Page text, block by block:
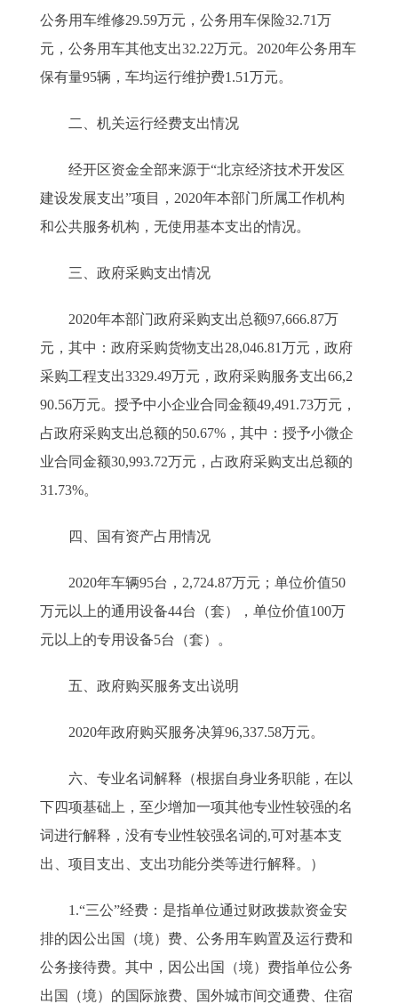
公务用车维修29.59万元，公务用车保险32.71万
元，公务用车其他支出32.22万元。2020年公务用车
保有量95辆，车均运行维护费1.51万元。
二、机关运行经费支出情况
经开区资金全部来源于“北京经济技术开发区
建设发展支出”项目，2020年本部门所属工作机构
和公共服务机构，无使用基本支出的情况。
三、政府采购支出情况
2020年本部门政府采购支出总额97,666.87万
元，其中：政府采购货物支出28,046.81万元，政府
采购工程支出3329.49万元，政府采购服务支出66,2
90.56万元。授予中小企业合同金额49,491.73万元，
占政府采购支出总额的50.67%，其中：授予小微企
业合同金额30,993.72万元，占政府采购支出总额的
31.73%。
四、国有资产占用情况
2020年车辆95台，2,724.87万元；单位价值50
万元以上的通用设备44台（套），单位价值100万
元以上的专用设备5台（套）。
五、政府购买服务支出说明
2020年政府购买服务决算96,337.58万元。
六、专业名词解释（根据自身业务职能，在以
下四项基础上，至少增加一项其他专业性较强的名
词进行解释，没有专业性较强名词的,可对基本支
出、项目支出、支出功能分类等进行解释。）
1.“三公”经费：是指单位通过财政拨款资金安
排的因公出国（境）费、公务用车购置及运行费和
公务接待费。其中，因公出国（境）费指单位公务
出国（境）的国际旅费、国外城市间交通费、住宿